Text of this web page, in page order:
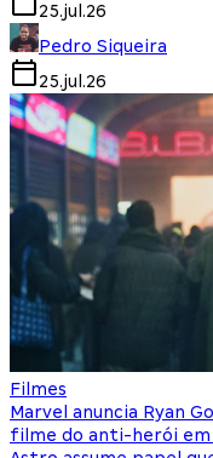
25.jul.26
Pedro Siqueira
25.jul.26
Filmes
Marvel anuncia Ryan
filme do anti-herói em